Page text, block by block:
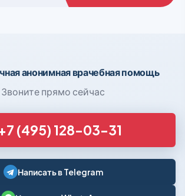
анонимная врачебная помощь
Звоните прямо сейчас
(495) 128-03-31
Написать в Telegram